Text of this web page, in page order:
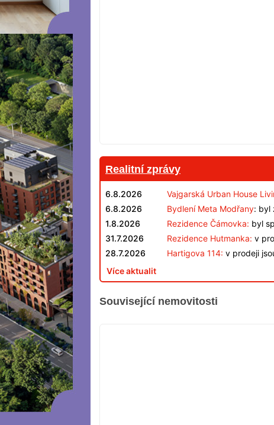
Realitní zprávy
6.8.2026 Vajgarská Urban House
6.8.2026
Bydlení Meta Modřany: byl
1.8.2026
Rezidence Čámovka: byl
31.7.2026
Rezidence Hutmanka: v
28.7.2026
Hartigova 114: v prodeji
Více aktualit
Související nemovitosti